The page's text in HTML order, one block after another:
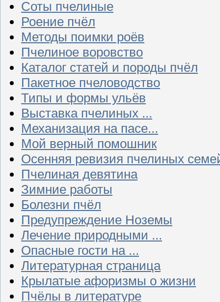
Соты пчелиные
Роение пчёл
Методы поимки роёв
Пчелиное воровство
Каталог статей и породы пчёл
Пакетное пчеловодство
Типы и формы ульёв
Выставка пчелиных ...
Механизация на пасе...
Мой верный помошник
Осенняя ревизия пчелиных
Пчелиная девятина
Зимние работы
Болезни пчёл
Предупреждение Ноземы
Лечение природными ...
Опасные гости на ...
Литературная страница
Крылатые афоризмы о жизни
Пчёлы в литературе